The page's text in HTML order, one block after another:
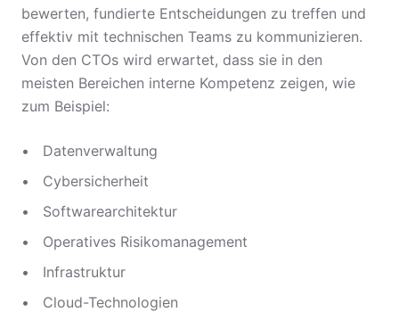
bewerten, fundierte Entscheidungen zu treffen und
effektiv mit technischen Teams zu kommunizieren.
Von den CTOs wird erwartet, dass sie in den
meisten Bereichen interne Kompetenz zeigen, wie
zum Beispiel:
Datenverwaltung
Cybersicherheit
Softwarearchitektur
Operatives Risikomanagement
Infrastruktur
Cloud-Technologien